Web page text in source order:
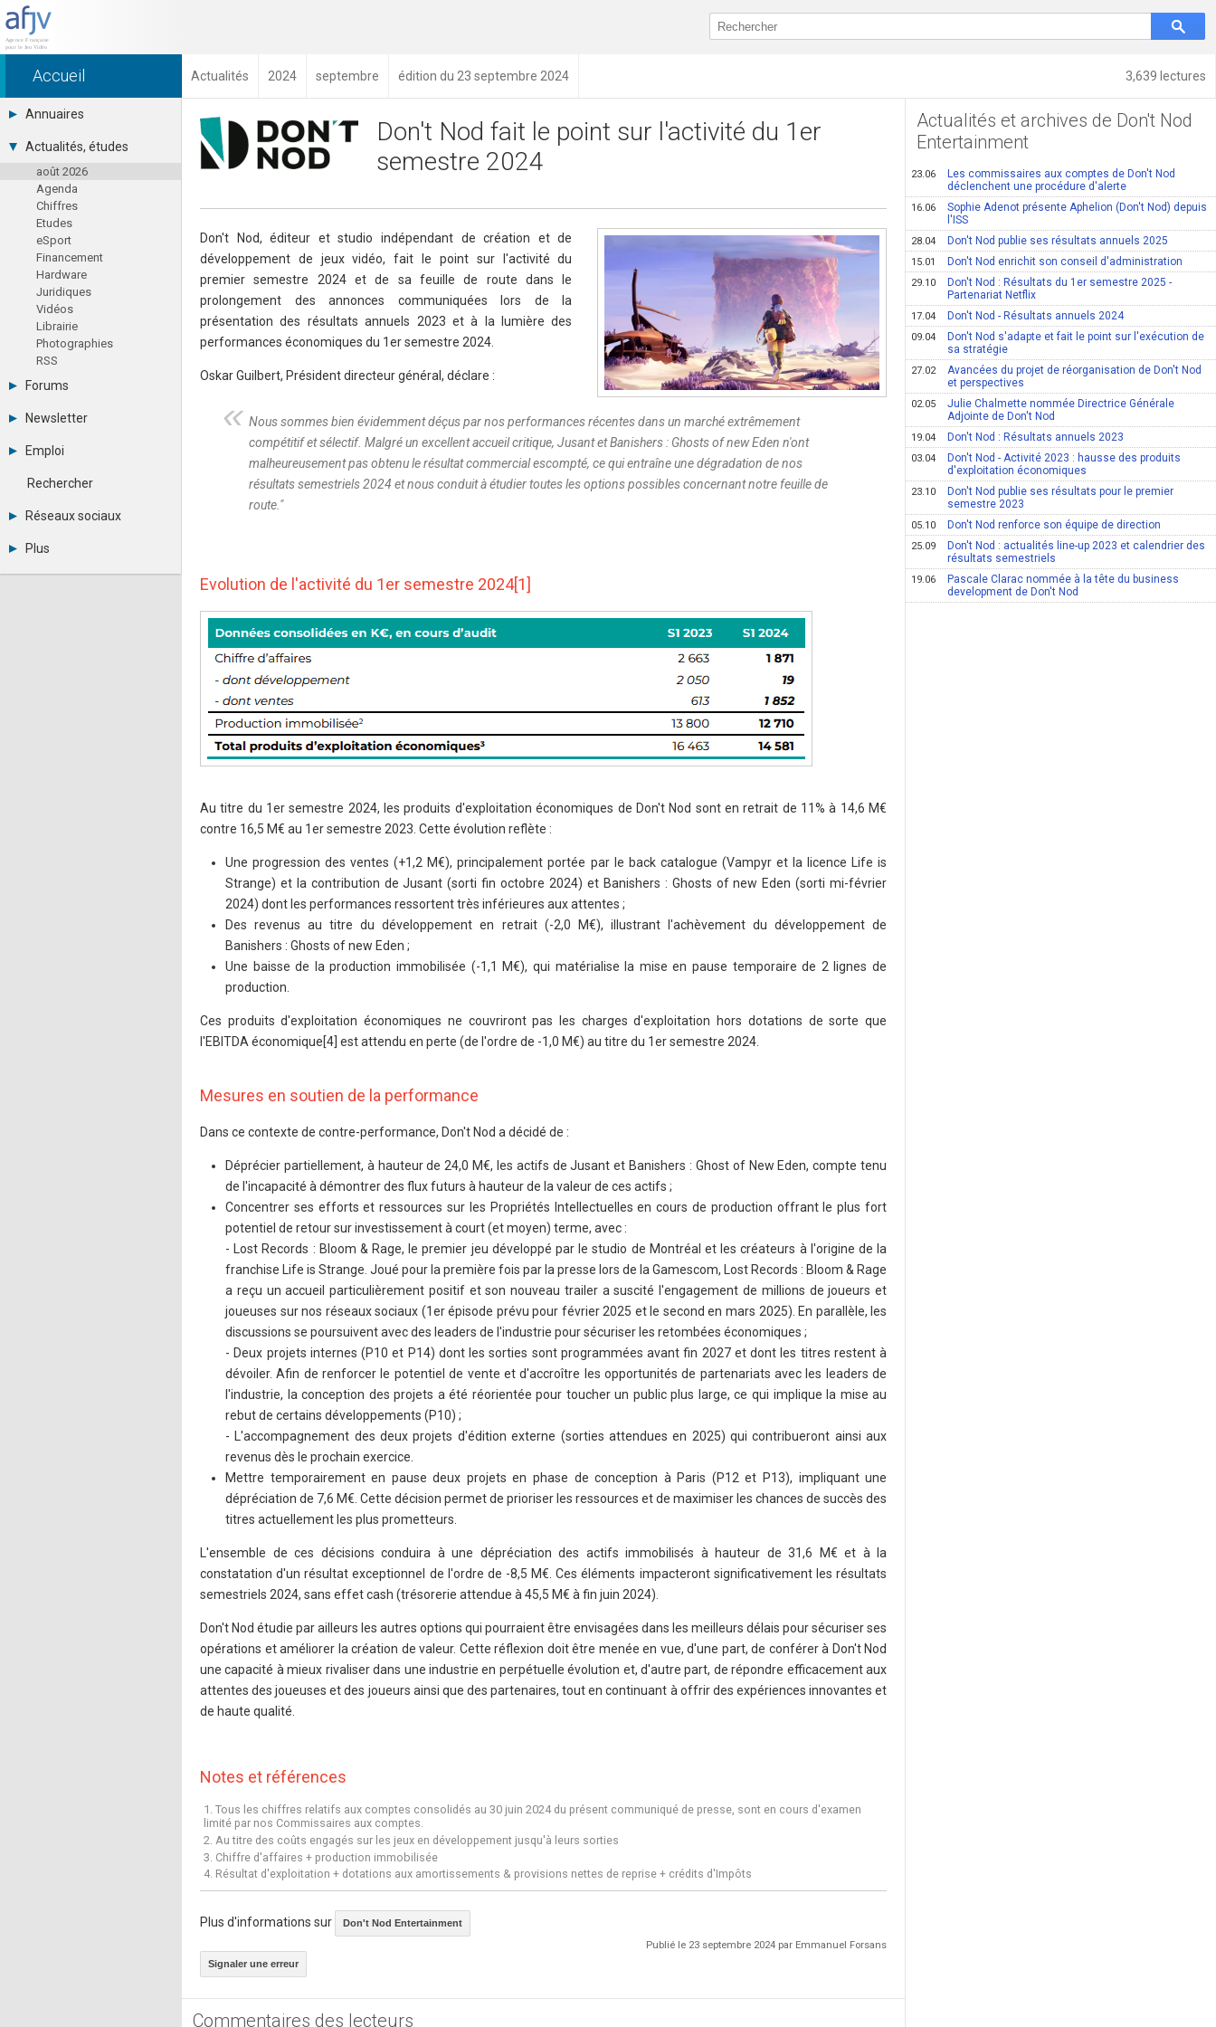
3,639 lectures
Accueil Actualités 2024 septembre édition du 23 septembre 2024
Annuaires
Toutes les sociétés (691)
Studios (418)
Editeurs (49)
Distributeurs (16)
Hard. / Accessoires (10)
Middlewares (15)
Prestataires (99)
Assoc. / Syndicats (21)
Formations / Ecoles (46)
Presse spécialisée (17)
Actualités, études
août 2026
Agenda
Chiffres
Etudes
eSport
Financement
Hardware
Juridiques
Vidéos
Librairie
Photographies
RSS
Forums
Tous les forums
Se connecter
Messages privés
Contacter un modérateur
Newsletter
Archives
Abonnement
Emploi
Consulter les annonces
Observatoire de l'emploi
Rechercher
Réseaux sociaux
LinkedIn
Plus
Annonceurs
Don't Nod fait le point sur l'activité du 1er
semestre 2024
Don't Nod, éditeur et studio indépendant de création et de
développement de jeux vidéo, fait le point sur l'activité du
premier semestre 2024 et de sa feuille de route dans le
prolongement des annonces communiquées lors de la
présentation des résultats annuels 2023 et à la lumière des
performances économiques du 1er semestre 2024.
Oskar Guilbert, Président directeur général, déclare :
Nous sommes bien évidemment déçus par nos performances récentes dans un marché extrêmement
compétitif et sélectif. Malgré un excellent accueil critique, Jusant et Banishers : Ghosts of new Eden n'ont
malheureusement pas obtenu le résultat commercial escompté, ce qui entraîne une dégradation de nos
résultats semestriels 2024 et nous conduit à étudier toutes les options possibles concernant notre feuille de
route. "
Evolution de l'activité du 1er semestre 2024[1]
Au titre du 1er semestre 2024, les produits d'exploitation économiques de Don't Nod sont en retrait de 11% à 14,6 M€
contre 16,5 M€ au 1er semestre 2023. Cette évolution reflète :
Une progression des ventes (+1,2 M€), principalement portée par le back catalogue (Vampyr et la licence Life is
Strange) et la contribution de Jusant (sorti fin octobre 2024) et Banishers : Ghosts of new Eden (sorti mi-février
2024) dont les performances ressortent très inférieures aux attentes ;
Des revenus au titre du développement en retrait (-2,0 M€), illustrant l'achèvement du développement de
Banishers : Ghosts of new Eden ;
Une baisse de la production immobilisée (-1,1 M€), qui matérialise la mise en pause temporaire de 2 lignes de
production.
Ces produits d'exploitation économiques ne couvriront pas les charges d'exploitation hors dotations de sorte que
l'EBITDA économique[4] est attendu en perte (de l'ordre de -1,0 M€) au titre du 1er semestre 2024.
Mesures en soutien de la performance
Dans ce contexte de contre-performance, Don't Nod a décidé de :
Déprécier partiellement, à hauteur de 24,0 M€, les actifs de Jusant et Banishers : Ghost of New Eden, compte tenu
de l'incapacité à démontrer des flux futurs à hauteur de la valeur de ces actifs ;
Concentrer ses efforts et ressources sur les Propriétés Intellectuelles en cours de production offrant le plus fort
potentiel de retour sur investissement à court (et moyen) terme, avec :
- Lost Records : Bloom & Rage, le premier jeu développé par le studio de Montréal et les créateurs à l'origine de la
franchise Life is Strange. Joué pour la première fois par la presse lors de la Gamescom, Lost Records : Bloom & Rage
a reçu un accueil particulièrement positif et son nouveau trailer a suscité l'engagement de millions de joueurs et
joueuses sur nos réseaux sociaux (1er épisode prévu pour février 2025 et le second en mars 2025). En parallèle, les
discussions se poursuivent avec des leaders de l'industrie pour sécuriser les retombées économiques ;
- Deux projets internes (P10 et P14) dont les sorties sont programmées avant fin 2027 et dont les titres restent à
dévoiler. Afin de renforcer le potentiel de vente et d'accroître les opportunités de partenariats avec les leaders de
l'industrie, la conception des projets a été réorientée pour toucher un public plus large, ce qui implique la mise au
rebut de certains développements (P10) ;
- L'accompagnement des deux projets d'édition externe (sorties attendues en 2025) qui contribueront ainsi aux
revenus dès le prochain exercice.
Mettre temporairement en pause deux projets en phase de conception à Paris (P12 et P13), impliquant une
dépréciation de 7,6 M€. Cette décision permet de prioriser les ressources et de maximiser les chances de succès des
titres actuellement les plus prometteurs.
L'ensemble de ces décisions conduira à une dépréciation des actifs immobilisés à hauteur de 31,6 M€ et à la
constatation d'un résultat exceptionnel de l'ordre de -8,5 M€. Ces éléments impacteront significativement les résultats
semestriels 2024, sans effet cash (trésorerie attendue à 45,5 M€ à fin juin 2024).
Don't Nod étudie par ailleurs les autres options qui pourraient être envisagées dans les meilleurs délais pour sécuriser ses
opérations et améliorer la création de valeur. Cette réflexion doit être menée en vue, d'une part, de conférer à Don't Nod
une capacité à mieux rivaliser dans une industrie en perpétuelle évolution et, d'autre part, de répondre efficacement aux
attentes des joueuses et des joueurs ainsi que des partenaires, tout en continuant à offrir des expériences innovantes et
de haute qualité.
Notes et références
1. Tous les chiffres relatifs aux comptes consolidés au 30 juin 2024 du présent communiqué de presse, sont en cours d'examen
limité par nos Commissaires aux comptes.
2. Au titre des coûts engagés sur les jeux en développement jusqu'à leurs sorties
3. Chiffre d'affaires + production immobilisée
4. Résultat d'exploitation + dotations aux amortissements & provisions nettes de reprise + crédits d'Impôts
Plus d'informations sur Don't Nod Entertainment
Publié le 23 septembre 2024 par Emmanuel Forsans
Signaler une erreur
Commentaires des lecteurs
Actualités et archives de Don't Nod
Entertainment
23.06
Les commissaires aux comptes de Don't Nod
déclenchent une procédure d'alerte
16.06
Sophie Adenot présente Aphelion (Don't Nod) depuis
l'ISS
28.04 Don't Nod publie ses résultats annuels 2025
15.01 Don't Nod enrichit son conseil d'administration
29.10
Don't Nod : Résultats du 1er semestre 2025 -
Partenariat Netflix
17.04 Don't Nod - Résultats annuels 2024
09.04
Don't Nod s'adapte et fait le point sur l'exécution de
sa stratégie
27.02
Avancées du projet de réorganisation de Don't Nod
et perspectives
02.05
Julie Chalmette nommée Directrice Générale
Adjointe de Don't Nod
19.04 Don't Nod : Résultats annuels 2023
03.04
Don't Nod - Activité 2023 : hausse des produits
d'exploitation économiques
23.10
Don't Nod publie ses résultats pour le premier
semestre 2023
05.10 Don't Nod renforce son équipe de direction
25.09
Don't Nod : actualités line-up 2023 et calendrier des
résultats semestriels
19.06
Pascale Clarac nommée à la tête du business
development de Don't Nod